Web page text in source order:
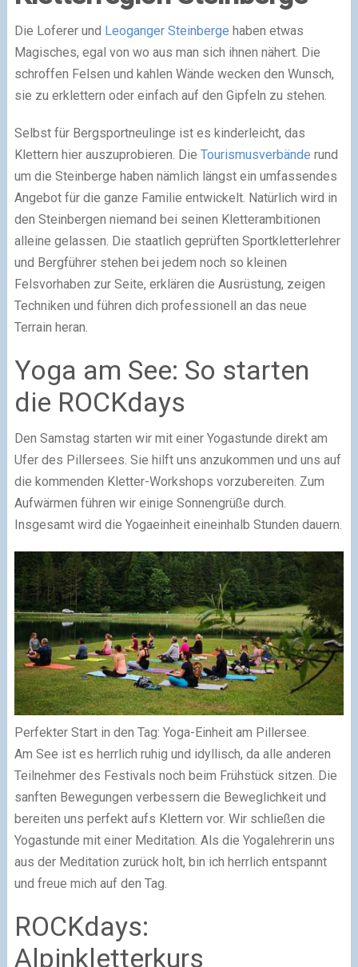
Die Loferer und Leoganger Steinberge haben etwas
Magisches, egal von wo aus man sich ihnen nähert. Die
schroffen Felsen und kahlen Wände wecken den Wunsch,
sie zu erklettern oder einfach auf den Gipfeln zu stehen.
Selbst für Bergsportneulinge ist es kinderleicht, das
Klettern hier auszuprobieren. Die Tourismusverbände rund
um die Steinberge haben nämlich längst ein umfassendes
Angebot für die ganze Familie entwickelt. Natürlich wird in
den Steinbergen niemand bei seinen Kletterambitionen
alleine gelassen. Die staatlich geprüften Sportkletterlehrer
und Bergführer stehen bei jedem noch so kleinen
Felsvorhaben zur Seite, erklären die Ausrüstung, zeigen
Techniken und führen dich professionell an das neue
Terrain heran.
Yoga am See: So starten
die ROCKdays
Den Samstag starten wir mit einer Yogastunde direkt am
Ufer des Pillersees. Sie hilft uns anzukommen und uns auf
die kommenden Kletter-Workshops vorzubereiten. Zum
Aufwärmen führen wir einige Sonnengrüße durch.
Insgesamt wird die Yogaeinheit eineinhalb Stunden dauern.
Perfekter Start in den Tag: Yoga-Einheit am Pillersee.
Am See ist es herrlich ruhig und idyllisch, da alle anderen
Teilnehmer des Festivals noch beim Frühstück sitzen. Die
sanften Bewegungen verbessern die Beweglichkeit und
bereiten uns perfekt aufs Klettern vor. Wir schließen die
Yogastunde mit einer Meditation. Als die Yogalehrerin uns
aus der Meditation zurück holt, bin ich herrlich entspannt
und freue mich auf den Tag.
ROCKdays:
Alpinkletterkurs